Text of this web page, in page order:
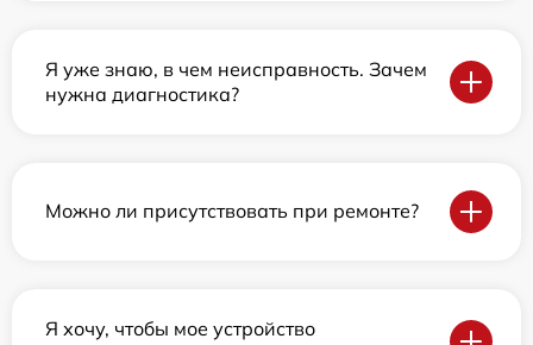
Я уже знаю, в чем неисправность. Зачем
нужна диагностика?
Можно ли присутствовать при ремонте?
Я хочу, чтобы мое устройство